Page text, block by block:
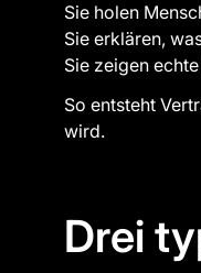
Sie holen
Sie erklären,
Sie zeigen
So entsteht
wird.
Drei